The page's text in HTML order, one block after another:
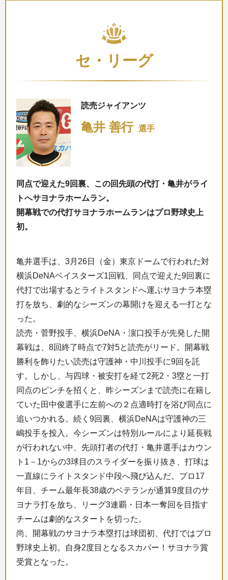
セ・リーグ
読売ジャイアンツ
亀井 善行 選手
同点で迎えた9回裏、この回先頭の代打・亀井がライ
トへサヨナラホームラン。
開幕戦での代打サヨナラホームランはプロ野球史上
初。
亀井選手は、3月26日（金）東京ドームで行われた対
横浜DeNAベイスターズ1回戦、同点で迎えた9回裏に
代打で出場するとライトスタンドへ運ぶサヨナラ本塁
打を放ち、劇的なシーズンの幕開けを迎える一打とな
った。
読売・菅野投手、横浜DeNA・濵口投手が先発した開
幕戦は、8回終了時点で7対5と読売がリード。開幕戦
勝利を飾りたい読売は守護神・中川投手に9回を託
す。しかし、与四球・被安打を経て2死2・3塁と一打
同点のピンチを招くと、昨シーズンまで読売に在籍し
ていた田中俊選手に左前への２点適時打を浴び同点に
追いつかれる。続く9回裏、横浜DeNAは守護神の三
嶋投手を投入。今シーズンは特別ルールにより延長戦
が行われない中、先頭打者の代打・亀井選手はカウン
ト1－1からの3球目のスライダーを振り抜き、打球は
一直線にライトスタンド中段へ飛び込んだ。プロ17
年目、チーム最年長38歳のベテランが通算9度目のサ
ヨナラ打を放ち、リーグ3連覇・日本一奪回を目指す
チームは劇的なスタートを切った。
尚、開幕戦のサヨナラ本塁打は球団初、代打ではプロ
野球史上初。自身2度目となるスカパー！サヨナラ賞
受賞となった。